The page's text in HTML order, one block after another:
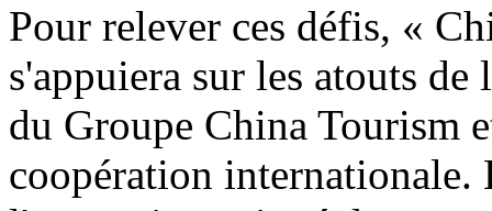
Pour relever ces défis, «
s'appuiera sur les atouts
du Groupe China Tourism
coopération internationale.